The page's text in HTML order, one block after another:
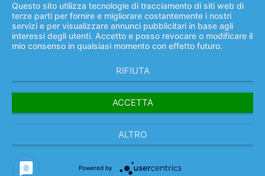
Questo sito utilizza tecnologie di tracciamento di siti web di
terze parti per fornire e migliorare costantemente i nostri
servizi e per visualizzare annunci pubblicitari in base agli
interessi degli utenti. Accetto e posso revocare o modificare il
mio consenso in qualsiasi momento con effetto futuro.
RIFIUTA
ACCETTA
ALTRO
Powered by